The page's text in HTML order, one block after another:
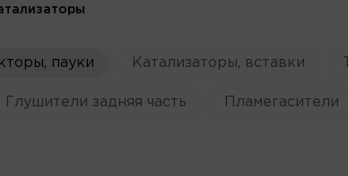
пауки Катализаторы, вставки
Глушители задняя часть Пламегасители